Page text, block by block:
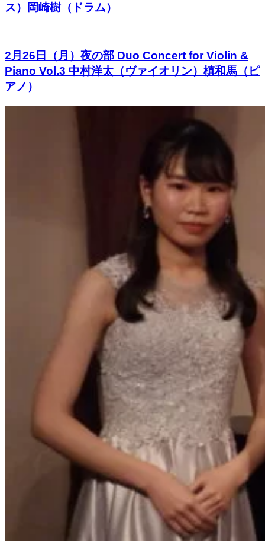
ス）岡崎樹（ドラム）
2月26日（月）夜の部 Duo Concert for Violin &
Piano Vol.3 中村洋太（ヴァイオリン）槙和馬（ピ
アノ）